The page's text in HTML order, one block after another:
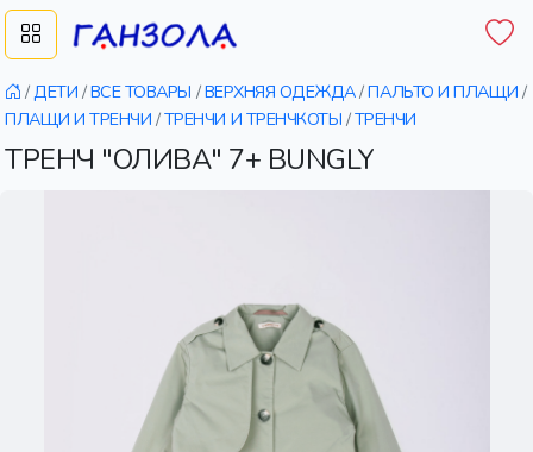
/ДЕТИ /ВСЕ ТОВАРЫ /ВЕРХНЯЯ ОДЕЖДА/ПАЛЬТО И ПЛАЩИ /
ПЛАЩИ И ТРЕНЧИ /ТРЕНЧИ И ТРЕНЧКОТЫ /ТРЕНЧИ
ТРЕНЧ "ОЛИВА" 7+ BUNGLY